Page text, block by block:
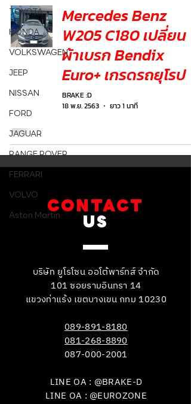
TOYOTA
HONDA
VOLKSWAGEN
JEEP
NISSAN
FORD
JAGUAR
RANGE ROVER
FERRARI
VOLVO
Aston Martin
Mercedes Benz
W205 C180 เปลี่ยน
ผ้าเบรก Bendix
Euro+ เกรดรถยุโรป
BRAKE :D
18 พ.ย. 2563
ยาว 1 นาที
CONTACT
US
บริษัท ยูโรโซน ออโต้พาร์ทส์ จำกัด
101 ซอยรามอินทรา 14
แขวงท่าแร้ง เขตบางเขน กทม 10230
089-891-8180
081-268-8890
087-000-2001
LINE OA : @BRAKE-D
LINE OA : @EUROZONE